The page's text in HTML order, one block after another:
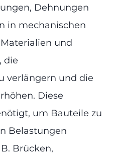
Dehnungen
in mechanischen
und
die
verlängern und die
Diese
um Bauteile zu
Belastungen
Brücken,